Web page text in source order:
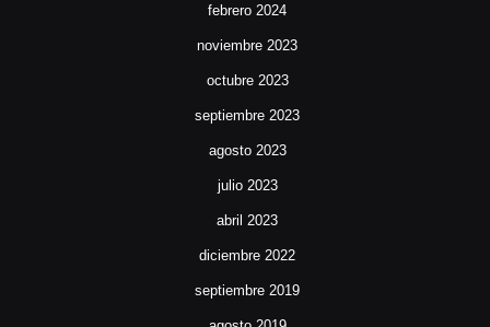
febrero 2024
noviembre 2023
octubre 2023
septiembre 2023
agosto 2023
julio 2023
abril 2023
diciembre 2022
septiembre 2019